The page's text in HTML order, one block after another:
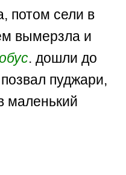
потом сели в
вымерзла и
. дошли до
пуджари,
маленький